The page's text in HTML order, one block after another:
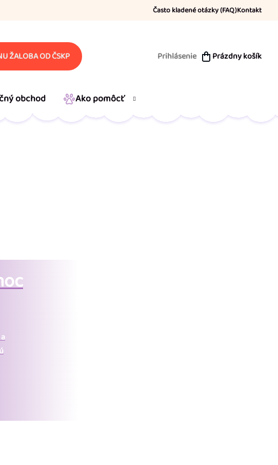
Často kladené otázky (FAQ)Kontakt
ŽALOBA OD ČSKP Prihlásenie
NÁKUPNÝ
Prázdny košík
obchod Ako pomôcť